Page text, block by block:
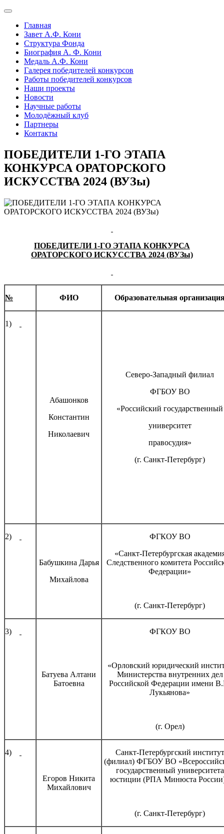
Главная
Завет А.Ф. Кони
Структура Фонда
Биография А. Ф. Кони
Медаль А.Ф. Кони
Галерея победителей конкурсов
Работы победителей конкурсов
Наши проекты
Новости
Научные работы
Молодёжный клуб
Партнеры
Контакты
ПОБЕДИТЕЛИ 1-ГО ЭТАПА
КОНКУРСА ОРАТОРСКОГО
ИСКУССТВА 2024 (ВУЗы)
ПОБЕДИТЕЛИ 1-ГО ЭТАПА КОНКУРСА
ОРАТОРСКОГО ИСКУССТВА 2024 (ВУЗы)
№ ФИО Образовательная
1)
Абашонков
Константин
Николаевич
Северо-Западный филиал
ФГБОУ ВО
«Российский государственный
университет
правосудия»
(г. Санкт-Петербург)
2)
Бабушкина Дарья
Михайлова
ФГКОУ ВО
«Санкт-Петербургская
Следственного комитета
Федерации»
(г. Санкт-Петербург)
3)
Батуева Алтани
Батоевна
ФГКОУ ВО
«Орловский юридический
Министерства внутренних дел
Российской Федерации имени
Лукьянова»
(г. Орел)
4)
Егоров Никита
Михайлович
Санкт-Петербургский институт
(филиал) ФГБОУ ВО
государственный университета
юстиции (РПА Минюста
(г. Санкт-Петербург)